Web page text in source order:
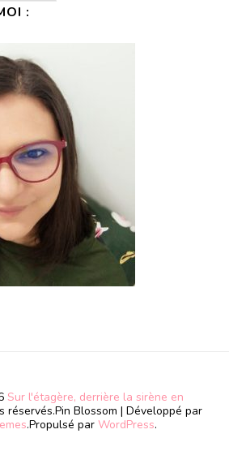
:
Sur l'étagère, derrière la sirène en
réservés.Pin Blossom | Développé par
.Propulsé par WordPress.